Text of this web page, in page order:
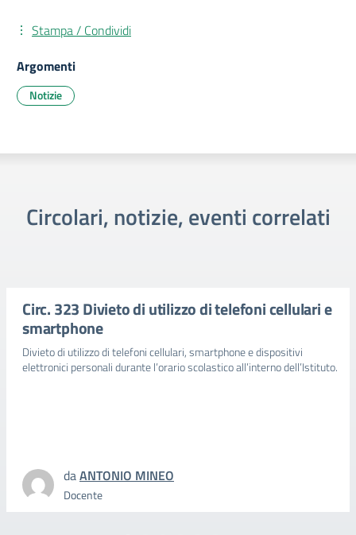
Stampa / Condividi
Argomenti
Notizie
Circolari, notizie, eventi correlati
Circ. 323 Divieto di utilizzo di telefoni cellulari e
smartphone
Divieto di utilizzo di telefoni cellulari, smartphone e dispositivi
elettronici personali durante l’orario scolastico all’interno dell’Istituto.
daANTONIO MINEO
Docente